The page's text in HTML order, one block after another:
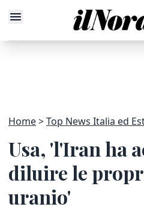
Home Top News Italia ed
Usa, 'l'Iran ha
diluire le
uranio'